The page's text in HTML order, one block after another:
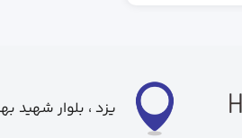
یزد ، بلوار شهید